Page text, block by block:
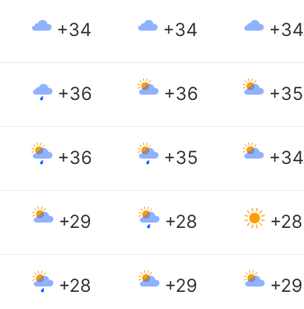
+34 +34 +34
+36 +36 +35
+36 +35 +34
+29 +28 +28
+28 +29 +29